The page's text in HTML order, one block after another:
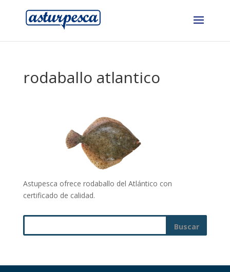
rodaballo atlantico
Astupesca ofrece rodaballo del Atlántico con
certificado de calidad.